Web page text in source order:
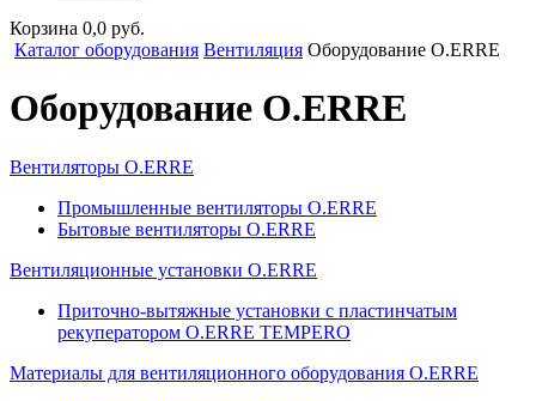
Корзина 0,0 руб.
Каталог оборудования Вентиляция Оборудование O.ERRE
Оборудование O.ERRE
Вентиляторы O.ERRE
Промышленные вентиляторы O.ERRE
Бытовые вентиляторы O.ERRE
Вентиляционные установки O.ERRE
Приточно-вытяжные установки с пластинчатым
рекуператором O.ERRE TEMPERO
Материалы для вентиляционного оборудования O.ERRE